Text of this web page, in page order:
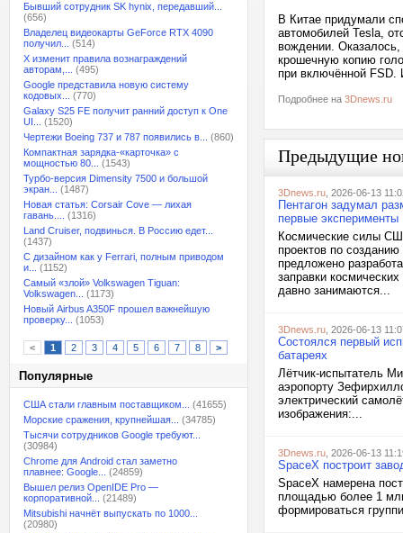
Бывший сотрудник SK hynix, передавший...
(656)
Владелец видеокарты GeForce RTX 4090
получил...
(514)
X изменит правила вознаграждений
авторам,...
(495)
Google представила новую систему
кодовых...
(770)
Galaxy S25 FE получит ранний доступ к One
UI...
(1520)
Чертежи Boeing 737 и 787 появились в...
(860)
Компактная зарядка-«карточка» с
мощностью 80...
(1543)
Турбо-версия Dimensity 7500 и большой
экран...
(1487)
Новая статья: Corsair Cove — лихая
гавань....
(1316)
Land Cruiser, подвинься. В Россию едет...
(1437)
С дизайном как у Ferrari, полным приводом
и...
(1152)
Самый «злой» Volkswagen Tiguan:
Volkswagen...
(1173)
Новый Airbus A350F прошел важнейшую
проверку...
(1053)
< 1 2 3 4 5 6 7 8 >
Популярные
США стали главным поставщиком...
(41655)
Морские сражения, крупнейшая...
(34785)
Тысячи сотрудников Google требуют...
(30984)
Chrome для Android стал заметно
плавнее: Google...
(24859)
Вышел релиз OpenIDE Pro —
корпоративной...
(21489)
Mitsubishi начнёт выпускать по 1000...
(20980)
В Китае придумали
автомобилей Tesla,
вождении. Оказалось,
крошечную копию
при включённой FSD.
Подробнее на 3Dnews.ru
Предыдущие
3Dnews.ru , 2026-06-13
Пентагон задумал
первые эксперименты
Космические силы
проектов по
предложено
заправки
давно занимаются...
3Dnews.ru , 2026-06-13
Состоялся первый
батареях
Лётчик-испытатель
аэропорту
электрический
изображения:...
3Dnews.ru , 2026-06-13
SpaceX построит
SpaceX намерена
площадью более 1
формироваться